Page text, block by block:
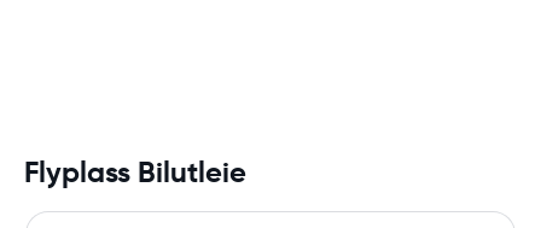
Flyplass Bilutleie